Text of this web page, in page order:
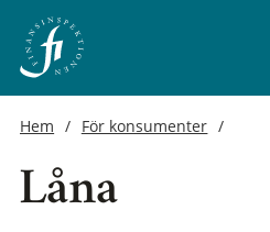
Hem För konsumenter
Låna